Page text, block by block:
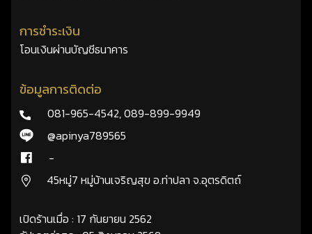
การชำระเงิน
โอนเงินผ่านบัญชีธนาคาร
ข้อมูลการติดต่อ
081-965-4542,089-899-9949
@apinya789565
-
45หมู่7 หมู่บ้านเจริญสุข อ.ท่าปลา จ.อุตรดิตถ์
เปิดร้านเมื่อ : 17 กันยายน 2562